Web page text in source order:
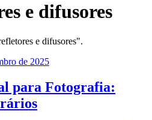
e difusores
e difusores".
de 2025
para Fotografia: